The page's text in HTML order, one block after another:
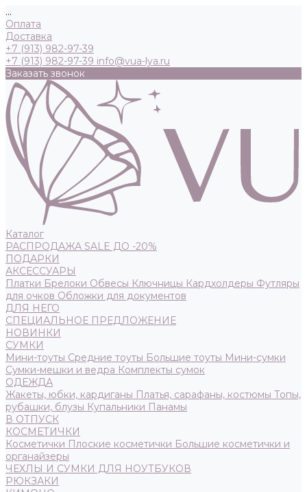
...
Оплата
Доставка
+7 (913) 982-97-39
+7 (913) 982-97-39 info@vua-lya.ru
Заказать звонок
Каталог
РАСПРОДАЖА SALE ДО -20%
ПОДАРКИ
АКСЕССУАРЫ
Платки Брелоки Обвесы Ключницы Кардхолдеры Футляры
для очков Обложки для документов
ДЛЯ НЕГО
СПЕЦИАЛЬНОЕ ПРЕДЛОЖЕНИЕ
НОВИНКИ
СУМКИ
Мини-тоуты Средние тоуты Большие тоуты Мини-сумки
Сумки-мешки и ведра Комплекты сумок
ОДЕЖДА
Жакеты, юбки, кардиганы Платья, сарафаны, костюмы Топы,
рубашки, блузы Купальники Панамы
В ОТПУСК
КОСМЕТИЧКИ
Косметички Плоские косметички Большие косметички и
органайзеры
ЧЕХЛЫ И СУМКИ ДЛЯ НОУТБУКОВ
РЮКЗАКИ